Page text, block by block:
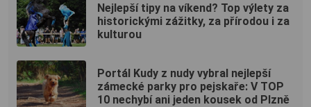
Nejlepší tipy na víkend? Top výlety za
historickými zážitky, za přírodou i za
kulturou
Portál Kudy z nudy vybral nejlepší
zámecké parky pro pejskaře: V TOP
10 nechybí ani jeden kousek od Plzně